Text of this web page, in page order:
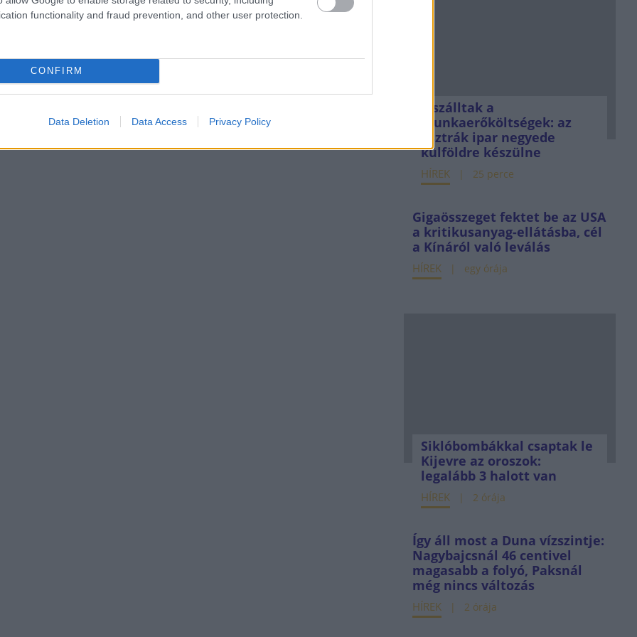
functionality and fraud prevention, and other user protection.
CONFIRM
Data Deletion Data Access Privacy Policy
Elszálltak a
munkaerőköltségek: az
osztrák ipar negyede
külföldre készülne
HÍREK 25 perce
Gigaösszeget fektet be az USA
a kritikusanyag-ellátásba, cél
a Kínáról való leválás
HÍREK egy órája
Siklóbombákkal csaptak le
Kijevre az oroszok:
legalább 3 halott van
HÍREK 2 órája
Így áll most a Duna vízszintje:
Nagybajcsnál 46 centivel
magasabb a folyó, Paksnál
még nincs változás
HÍREK 2 órája